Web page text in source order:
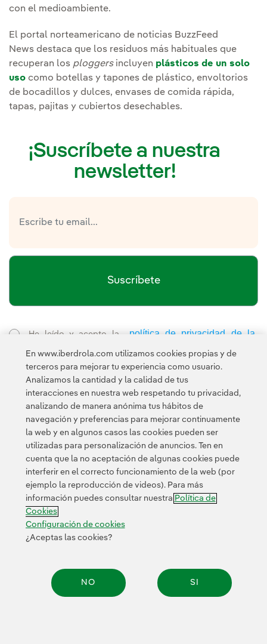
con el medioambiente.
El portal norteamericano de noticias BuzzFeed
News destaca que los residuos más habituales que
recuperan los ploggers incluyen plásticos de un solo
uso como botellas y tapones de plástico, envoltorios
de bocadillos y dulces, envases de comida rápida,
tapas, pajitas y cubiertos desechables.
¡Suscríbete a nuestra
newsletter!
Suscríbete
He leído y acepto la
política de privacidad de la
Newsletter
Enlace externo, se abre en ventana nueva.
Esta página está protegida por reCAPTCHA y se aplican la
Política de privacidad y los
Contacta Clientes Política de Privacidad Información legal
Transparencia en el uso de la IA Política de cookies
Configuración de cookies Accesibilidad Canal de denuncias
© 2026 Iberdrola, S.A. Reservados todos los derechos.
En www.iberdrola.com utilizamos cookies propias y de
terceros para mejorar tu experiencia como usuario.
Analizamos la cantidad y la calidad de tus
interacciones en nuestra web respetando tu privacidad,
analizando de manera anónima tus hábitos de
navegación y preferencias para mejorar continuamente
la web y en algunos casos las cookies pueden ser
utilizadas para personalización de anuncios. Ten en
cuenta que la no aceptación de algunas cookies puede
interferir en el correcto funcionamiento de la web (por
ejemplo la reproducción de videos). Para más
información puedes consultar nuestra Política de
Cookies
Configuración de cookies
¿Aceptas las cookies?
NO SI